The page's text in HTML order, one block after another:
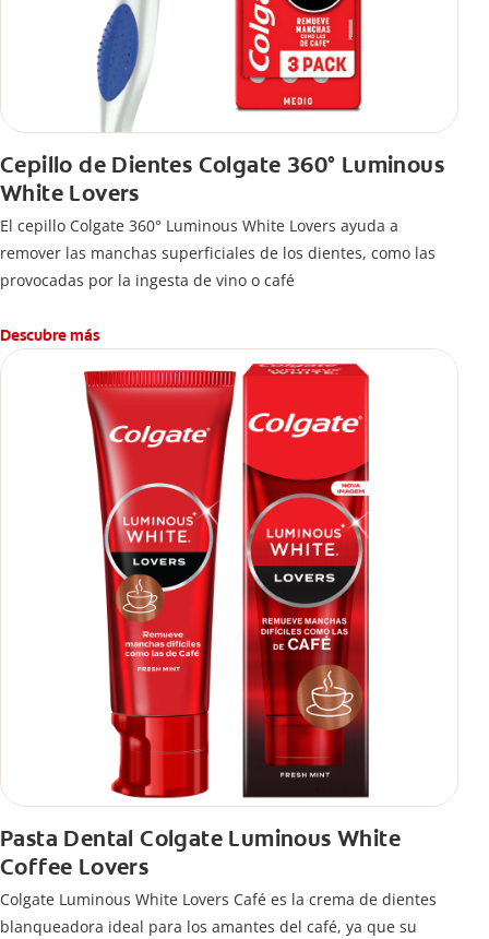
Cepillo de Dientes Colgate 360° Luminous
White Lovers
El cepillo Colgate 360° Luminous White Lovers ayuda a
remover las manchas superficiales de los dientes, como las
provocadas por la ingesta de vino o café
Descubre más
Pasta Dental Colgate Luminous White
Coffee Lovers
Colgate Luminous White Lovers Café es la crema de dientes
blanqueadora ideal para los amantes del café, ya que su